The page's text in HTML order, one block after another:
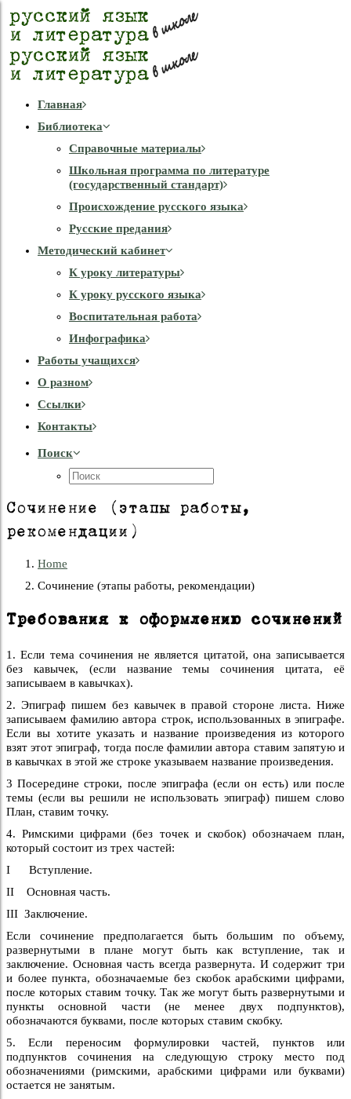
Главная
Библиотека
Справочные материалы
Школьная программа по литературе
(государственный стандарт)
Происхождение русского языка
Русские предания
Методический кабинет
К уроку литературы
К уроку русского языка
Воспитательная работа
Инфографика
Работы учащихся
О разном
Cсылки
Контакты
Поиск
Сочинение (этапы работы,
рекомендации)
Home
Сочинение (этапы работы, рекомендации)
Требования к оформлению сочинений
1. Если тема сочинения не является цитатой, она записывается
без кавычек, (если название темы сочинения цитата, её
записываем в кавычках).
2. Эпиграф пишем без кавычек в правой стороне листа. Ниже
записываем фамилию автора строк, использованных в эпиграфе.
Если вы хотите указать и название произведения из которого
взят этот эпиграф, тогда после фамилии автора ставим запятую и
в кавычках в этой же строке указываем название произведения.
3 Посередине строки, после эпиграфа (если он есть) или после
темы (если вы решили не использовать эпиграф) пишем слово
План, ставим точку.
4. Римскими цифрами (без точек и скобок) обозначаем план,
который состоит из трех частей:
I Вступление.
II Основная часть.
III Заключение.
Если сочинение предполагается быть большим по объему,
развернутыми в плане могут быть как вступление, так и
заключение. Основная часть всегда развернута. И содержит три
и более пункта, обозначаемые без скобок арабскими цифрами,
после которых ставим точку. Так же могут быть развернутыми и
пункты основной части (не менее двух подпунктов),
обозначаются буквами, после которых ставим скобку.
5. Если переносим формулировки частей, пунктов или
подпунктов сочинения на следующую строку место под
обозначениями (римскими, арабскими цифрами или буквами)
остается не занятым.